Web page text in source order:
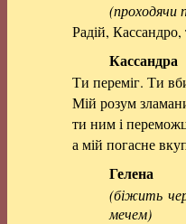
(проходячи
Радій,
Кассандра
Ти переміг. Ти
Мій розум
ти ним і
а мій погасне
Гелена
(біжить
мечем)